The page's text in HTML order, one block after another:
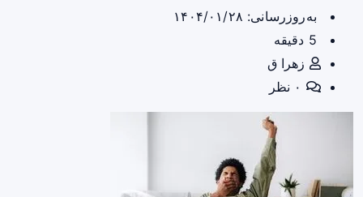
به‌روزرسانی: ۱۴۰۴/۰۱/۲۸
زهرا ق